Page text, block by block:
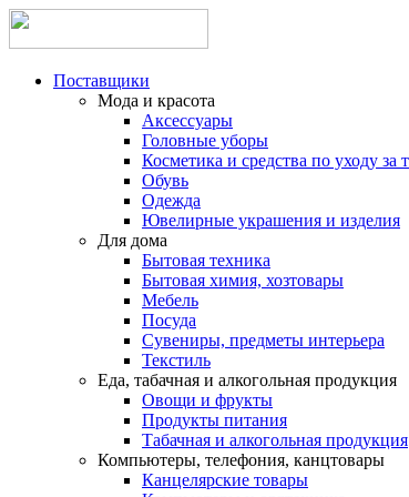
Поставщики
Мода и красота
Аксессуары
Головные уборы
Косметика и средства по уходу за
Обувь
Одежда
Ювелирные украшения и изделия
Для дома
Бытовая техника
Бытовая химия, хозтовары
Мебель
Посуда
Сувениры, предметы интерьера
Текстиль
Еда, табачная и алкогольная продукция
Овощи и фрукты
Продукты питания
Табачная и алкогольная продукция
Компьютеры, телефония, канцтовары
Канцелярские товары